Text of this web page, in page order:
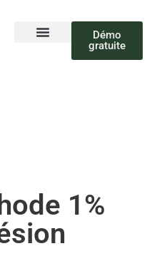
Démo
gratuite
1%